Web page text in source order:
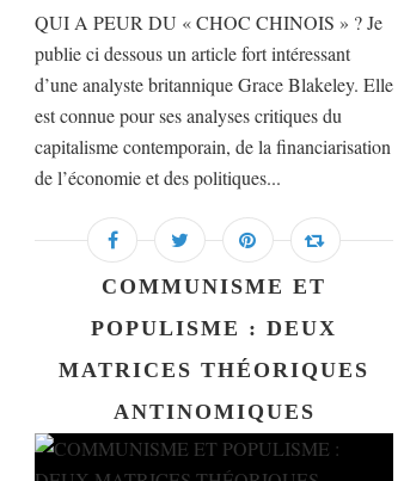
QUI A PEUR DU « CHOC CHINOIS » ? Je
publie ci dessous un article fort intéressant
d’une analyste britannique Grace Blakeley. Elle
est connue pour ses analyses critiques du
capitalisme contemporain, de la financiarisation
de l’économie et des politiques...
COMMUNISME ET
POPULISME : DEUX
MATRICES THÉORIQUES
ANTINOMIQUES